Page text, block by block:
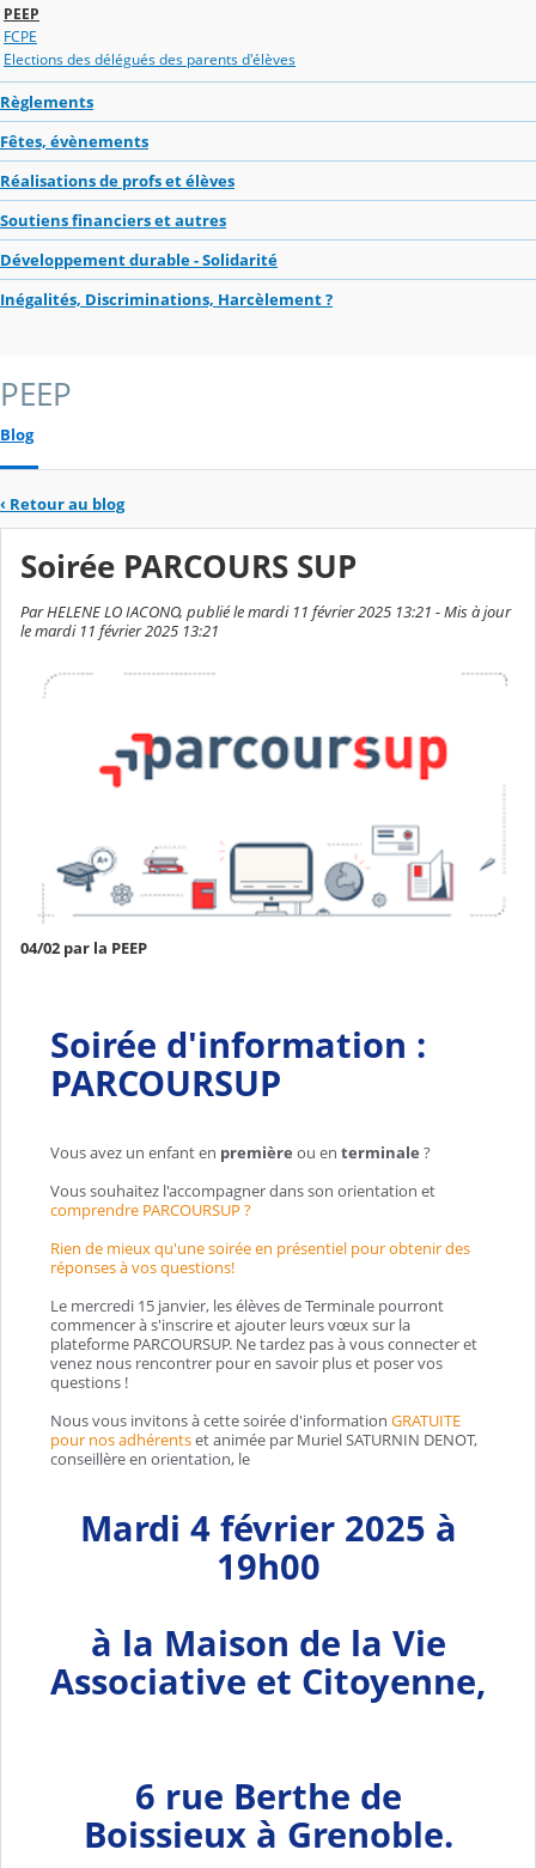
PEEP
FCPE
Elections des délégués des parents d'élèves
Règlements
Fêtes, évènements
Réalisations de profs et élèves
Soutiens financiers et autres
Développement durable - Solidarité
Inégalités, Discriminations, Harcèlement ?
PEEP
Blog
‹ Retour au blog
Soirée PARCOURS SUP
Par HELENE LO IACONO, publié le mardi 11 février 2025 13:21 - Mis à jour
le mardi 11 février 2025 13:21
04/02 par la PEEP
Soirée d'information :
PARCOURSUP
Vous avez un enfant en première ou en terminale ?
Vous souhaitez l'accompagner dans son orientation et
comprendre PARCOURSUP ?
Rien de mieux qu'une soirée en présentiel pour obtenir des
réponses à vos questions!
Le mercredi 15 janvier, les élèves de Terminale pourront
commencer à s'inscrire et ajouter leurs vœux sur la
plateforme PARCOURSUP. Ne tardez pas à vous connecter et
venez nous rencontrer pour en savoir plus et poser vos
questions !
Nous vous invitons à cette soirée d'information GRATUITE
pour nos adhérentset animée par Muriel SATURNIN DENOT,
conseillère en orientation, le
Mardi 4 février 2025 à
19h00
à la Maison de la Vie
Associative et Citoyenne,
6 rue Berthe de
Boissieux à Grenoble.